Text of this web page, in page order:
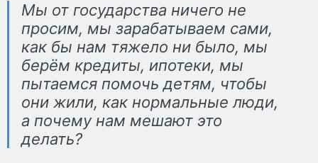
Мы от государства ничего не
просим, мы зарабатываем сами,
как бы нам тяжело ни было, мы
берём кредиты, ипотеки, мы
пытаемся помочь детям, чтобы
они жили, как нормальные люди,
а почему нам мешают это
делать?